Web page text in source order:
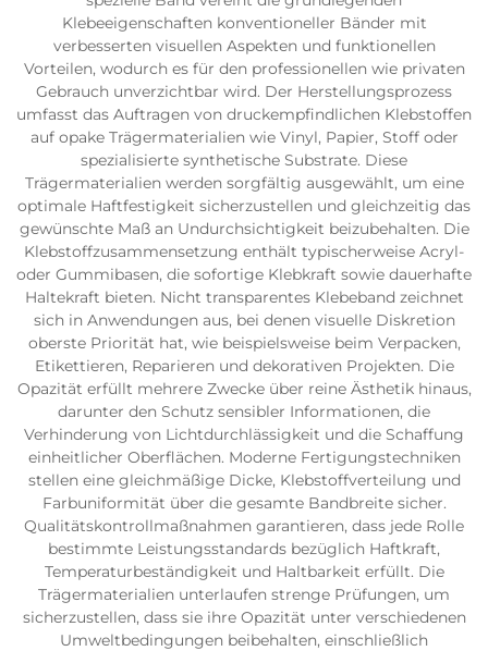
Klebeeigenschaften konventioneller Bänder mit
verbesserten visuellen Aspekten und funktionellen
Vorteilen, wodurch es für den professionellen wie privaten
Gebrauch unverzichtbar wird. Der Herstellungsprozess
umfasst das Auftragen von druckempfindlichen Klebstoffen
auf opake Trägermaterialien wie Vinyl, Papier, Stoff oder
spezialisierte synthetische Substrate. Diese
Trägermaterialien werden sorgfältig ausgewählt, um eine
optimale Haftfestigkeit sicherzustellen und gleichzeitig das
gewünschte Maß an Undurchsichtigkeit beizubehalten. Die
Klebstoffzusammensetzung enthält typischerweise Acryl-
oder Gummibasen, die sofortige Klebkraft sowie dauerhafte
Haltekraft bieten. Nicht transparentes Klebeband zeichnet
sich in Anwendungen aus, bei denen visuelle Diskretion
oberste Priorität hat, wie beispielsweise beim Verpacken,
Etikettieren, Reparieren und dekorativen Projekten. Die
Opazität erfüllt mehrere Zwecke über reine Ästhetik hinaus,
darunter den Schutz sensibler Informationen, die
Verhinderung von Lichtdurchlässigkeit und die Schaffung
einheitlicher Oberflächen. Moderne Fertigungstechniken
stellen eine gleichmäßige Dicke, Klebstoffverteilung und
Farbuniformität über die gesamte Bandbreite sicher.
Qualitätskontrollmaßnahmen garantieren, dass jede Rolle
bestimmte Leistungsstandards bezüglich Haftkraft,
Temperaturbeständigkeit und Haltbarkeit erfüllt. Die
Trägermaterialien unterlaufen strenge Prüfungen, um
sicherzustellen, dass sie ihre Opazität unter verschiedenen
Umweltbedingungen beibehalten, einschließlich